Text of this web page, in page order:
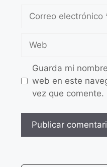
Guarda mi
web en este
vez que comente.